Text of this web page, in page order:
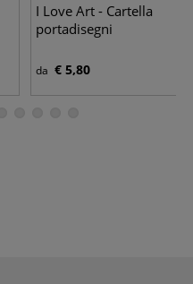
I Love Art - Cartella
portadisegni
da € 5,80